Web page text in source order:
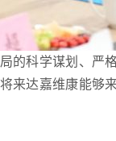
的科学谋划、严
来达嘉维康能够